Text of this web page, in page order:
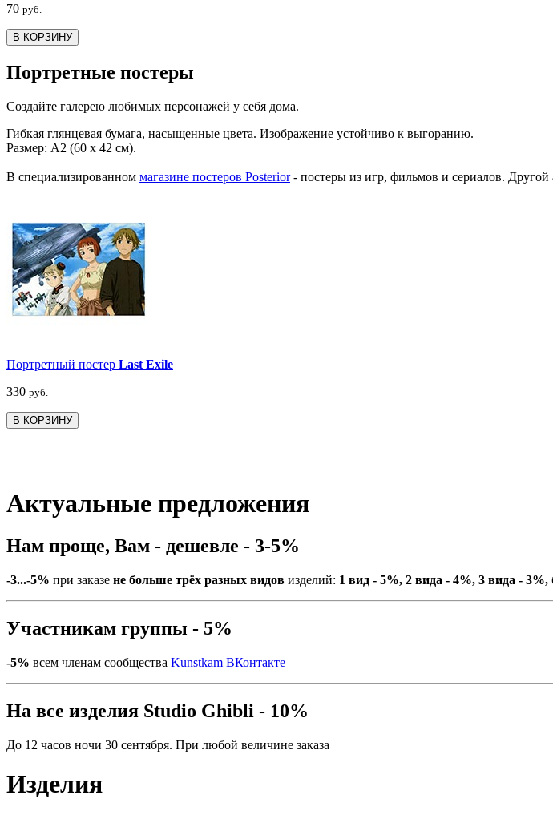
70 руб.
В КОРЗИНУ
Портретные постеры
Создайте галерею любимых персонажей у себя дома.
Гибкая глянцевая бумага, насыщенные цвета. Изображение устойчиво к выгоранию.
Размер: А2 (60 х 42 см).
В специализированном магазине постеров Posterior- постеры из игр, фильмов и сериалов. Другой
Портретный постер Last Exile
330 руб.
В КОРЗИНУ
Актуальные предложения
Нам проще, Вам - дешевле - 3-5%
-3...-5% при заказе не больше трёх разных видов изделий: 1 вид - 5%, 2 вида - 4%, 3 вида - 3%,
Участникам группы - 5%
-5% всем членам сообщества Kunstkam ВКонтакте
На все изделия Studio Ghibli - 10%
До 12 часов ночи 30 сентября. При любой величине заказа
Изделия